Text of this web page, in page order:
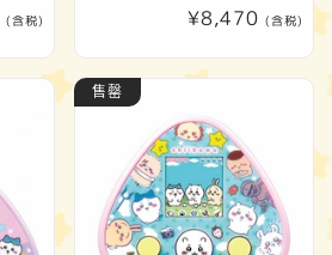
(含税)
常
价
¥8,470 (含税)
售罄